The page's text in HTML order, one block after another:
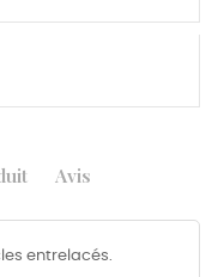
Avis
entrelacés.